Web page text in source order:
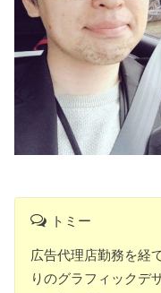
トミー
広告代理店勤務を経
りのグラフィックデ